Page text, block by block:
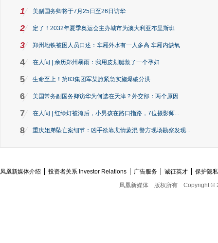
1 美副国务卿将于7月25日至26日访华
2 定了！2032年夏季奥运会主办城市为澳大利亚布里斯班
3 郑州地铁被困人员口述：车厢外水有一人多高 车厢内缺氧
4 在人间 | 亲历郑州暴雨：我用皮划艇救了一个孕妇
5 生命至上！第83集团军某旅紧急实施爆破分洪
6 美国常务副国务卿访华为何选在天津？外交部：两个原因
7 在人间 | 红绿灯被淹后，小男孩在路口指路，7位摄影师...
8 重庆姐弟坠亡案细节：凶手欲靠悲情蒙混 警方现场勘察发现...
凤凰新媒体介绍 投资者关系 Investor Relations 广告服务 诚征英才
保护隐
凤凰新媒体
版权所有 Copyright ©